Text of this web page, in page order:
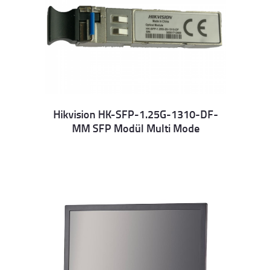
Details
Hikvision HK-SFP-1.25G-1310-DF-
MM SFP Modül Multi Mode